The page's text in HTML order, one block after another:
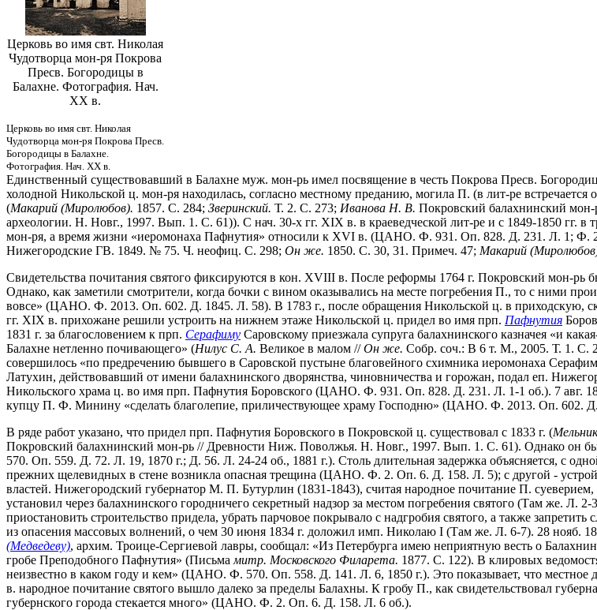
Церковь во имя свт. Николая
Чудотворца мон-ря Покрова
Пресв. Богородицы в
Балахне. Фотография. Нач.
XX в.
Церковь во имя свт. Николая
Чудотворца мон-ря Покрова Пресв.
Богородицы в Балахне.
Фотография. Нач. XX в.
Единственный существовавший в Балахне муж. мон-рь имел посвящение в честь Покрова Пресв.
холодной Никольской ц. мон-ря находилась, согласно местному преданию, могила П. (в лит-ре
(Макарий (Миролюбов). 1857. С. 284; Зверинский. Т. 2. С. 273; Иванова Н. В. Покровский балахнинский
археологии. Н. Новг., 1997. Вып. 1. С. 61)). С нач. 30-х гг. XIX в. в краеведческой лит-ре и с 1849-1850 гг. в
мон-ря, а время жизни «иеромонаха Пафнутия» относили к XVI в. (ЦАНО. Ф. 931. Оп. 828. Д. 231. Л. 1; Ф.
Нижегородские ГВ. 1849. № 75. Ч. неофиц. С. 298; Он же. 1850. С. 30, 31. Примеч. 47; Макарий
Свидетельства почитания святого фиксируются в кон. XVIII в. После реформы 1764 г. Покровский мон-
Однако, как заметили смотрители, когда бочки с вином оказывались на месте погребения П., то с ними
вовсе» (ЦАНО. Ф. 2013. Оп. 602. Д. 1845. Л. 58). В 1783 г., после обращения Никольской ц. в приходскую,
гг. XIX в. прихожане решили устроить на нижнем этаже Никольской ц. придел во имя прп. Пафнутия
1831 г. за благословением к прп. Серафиму Саровскому приезжала супруга балахнинского казначея «и
Балахне нетленно почивающего» (Нилус С. А. Великое в малом //Он же. Собр. соч.: В 6 т. М., 2005. Т. 1. С.
совершилось «по предречению бывшего в Саровской пустыне благовейного схимника иеромонаха
Латухин, действовавший от имени балахнинского дворянства, чиновничества и горожан, подал еп.
Никольского храма ц. во имя прп. Пафнутия Боровского (ЦАНО. Ф. 931. Оп. 828. Д. 231. Л. 1-1 об.). 7 авг.
купцу П. Ф. Минину «сделать благолепие, приличествующее храму Господню» (ЦАНО. Ф. 2013. Оп. 602.
В ряде работ указано, что придел прп. Пафнутия Боровского в Покровской ц. существовал с 1833 г. (
Покровский балахнинский мон-рь // Древности Ниж. Поволжья. Н. Новг., 1997. Вып. 1. С. 61). Однако он
570. Оп. 559. Д. 72. Л. 19, 1870 г.; Д. 56. Л. 24-24 об., 1881 г.). Столь длительная задержка объясняется, с
прежних щелевидных в стене возникла опасная трещина (ЦАНО. Ф. 2. Оп. 6. Д. 158. Л. 5); с другой -
властей. Нижегородский губернатор М. П. Бутурлин (1831-1843), считая народное почитание П.
установил через балахнинского городничего секретный надзор за местом погребения святого (Там же. Л.
приостановить строительство придела, убрать парчовое покрывало с надгробия святого, а также
из опасения массовых волнений, о чем 30 июня 1834 г. доложил имп. Николаю I (Там же. Л. 6-7). 28 нояб.
(Медведеву), архим. Троице-Сергиевой лавры, сообщал: «Из Петербурга имею неприятную весть о
гробе Преподобного Пафнутия» (Письма митр. Московского Филарета. 1877. С. 122). В клировых
неизвестно в каком году и кем» (ЦАНО. Ф. 570. Оп. 558. Д. 141. Л. 6, 1850 г.). Это показывает, что
в. народное почитание святого вышло далеко за пределы Балахны. К гробу П., как свидетельствовал
губернского города стекается много» (ЦАНО. Ф. 2. Оп. 6. Д. 158. Л. 6 об.).